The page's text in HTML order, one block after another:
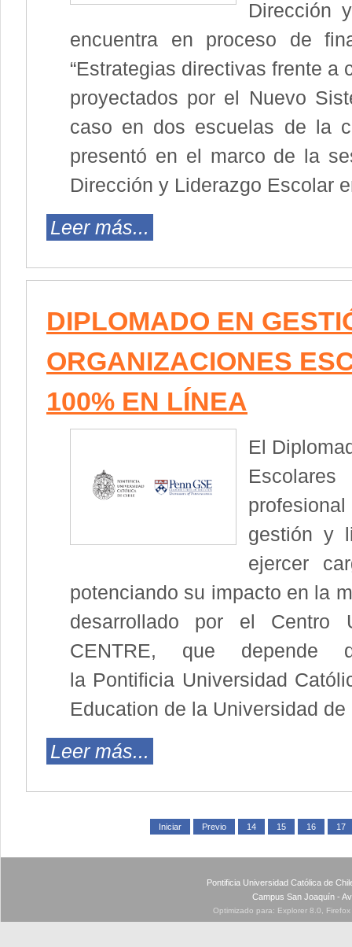
Dirección
encuentra en proceso de
“Estrategias directivas frente
proyectados por el Nuevo
caso en dos escuelas de la
presentó en el marco de la
Dirección y Liderazgo Escolar
Leer más...
DIPLOMADO EN
ORGANIZACIONES
100% EN LÍNEA
El
gestión y
ejercer
potenciando su impacto en la
desarrollado por el Centro
CENTRE, que
la Pontificia Universidad
Education de la Universidad
Leer más...
Iniciar Previo 14 15 16 17
Pontificia Universidad Católica de
Campus San Joaquín -
Optimizado para: Explorer 8.0,